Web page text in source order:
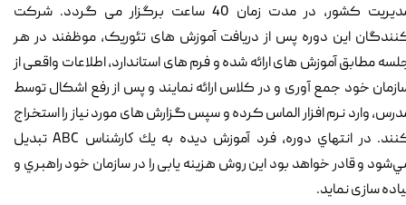
مدیریت کشور، در مدت زمان 40 ساعت برگزار می گردد. شرکت
این دوره پس از دریافت آموزش های تئوریک، موظفند در هر
مطابق آموزش های ارائه شده و فرم های استاندارد، اطلاعات واقعی از
خود جمع آوری و در کلاس ارائه نمایند و پس از رفع اشکال توسط
وارد نرم افزار الماس کرده و سپس گزارش های مورد نیاز را استخراج
کنند. در انتهاي دوره، فرد آموزش ديده به يك كارشناس ABC تبديل
و قادر خواهد بود اين روش هزینه یابی را در سازمان خود راهبري و
سازی نمايد.